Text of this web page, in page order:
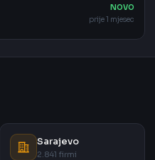
NOVO
prije 1 mjesec
Sarajevo
2.841 firmi